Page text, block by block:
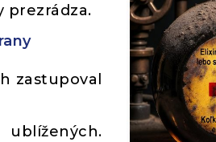
prezrádza.
zastupoval